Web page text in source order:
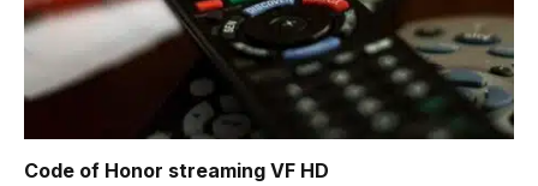
Code of Honor streaming VF HD